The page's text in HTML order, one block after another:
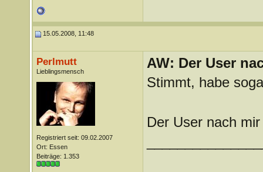
15.05.2008, 11:48
Perlmutt
Lieblingsmensch
Registriert seit: 09.02.2007
Ort: Essen
Beiträge: 1.353
AW: Der User
Stimmt, habe
Der User nach